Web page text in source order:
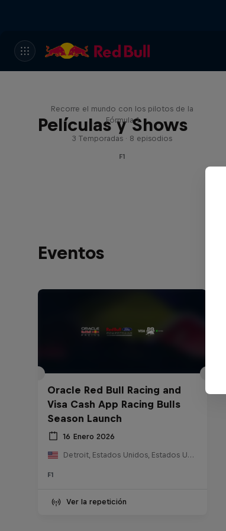
Películas y Shows
Recorre el mundo con los pilotos de la
Fórmula 1
3 Temporadas · 8 episodios
F1
Eventos
Oracle Red Bull Racing and
Visa Cash App Racing Bulls
Season Launch
16 Enero 2026
Detroit, Estados Unidos, Estados Unidos
F1
Ver la repetición